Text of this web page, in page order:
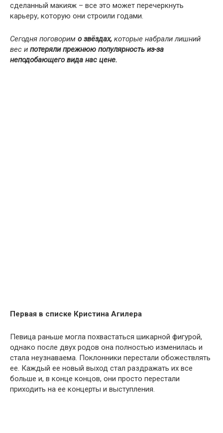
сделанный макияж – все это может перечеркнуть
карьеру, которую они строили годами.
Сегодня поговорим о звёздах, которые набрали лишний
вес и потеряли прежнюю популярность из-за
неподобающего вида нас цене.
Первая в списке Кристина Агилера
Певица раньше могла похвастаться шикарной фигурой,
однако после двух родов она полностью изменилась и
стала неузнаваема. Поклонники перестали обожествлять
ее. Каждый ее новый выход стал раздражать их все
больше и, в конце концов, они просто перестали
приходить на ее концерты и выступления.